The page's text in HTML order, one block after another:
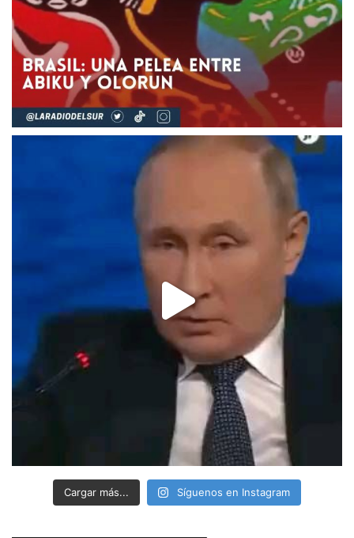
Cargar más... Síguenos en Instagram